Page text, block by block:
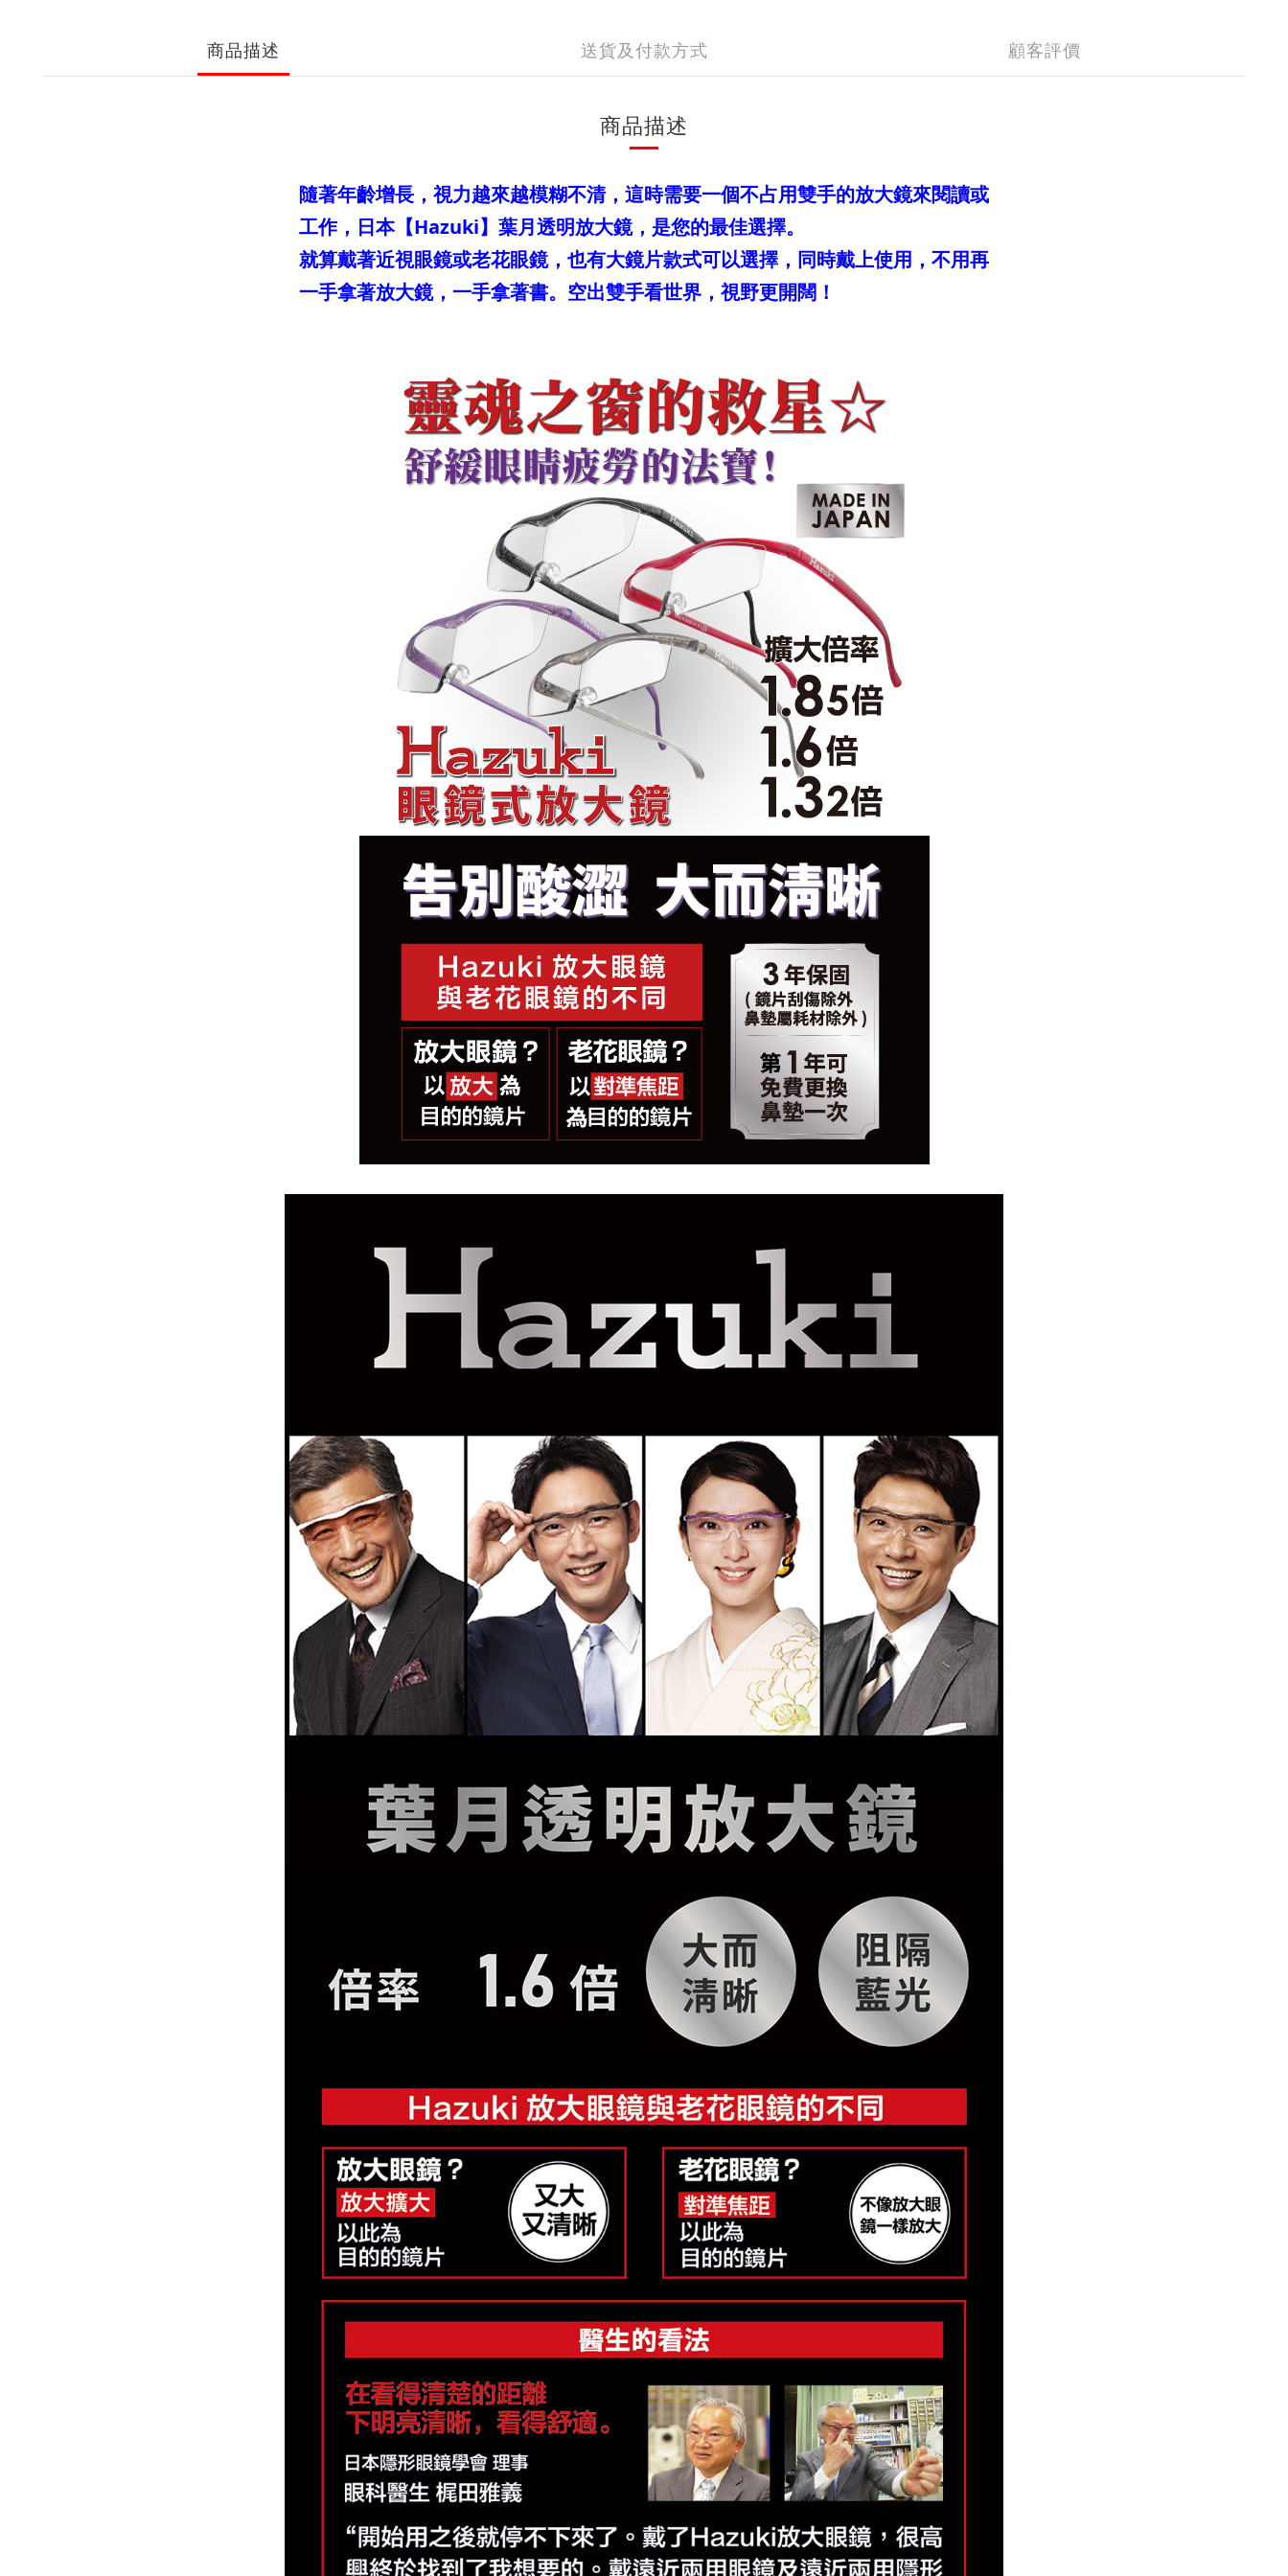
商品描述 送貨及付款方式 顧客評價
商品描述
隨著年齡增長，視力越來越模糊不清，這時需要一個不占用雙手的放大鏡來閱讀或
工作，日本【Hazuki】葉月透明放大鏡，是您的最佳選擇。
就算戴著近視眼鏡或老花眼鏡，也有大鏡片款式可以選擇，同時戴上使用，不用再
一手拿著放大鏡，一手拿著書。空出雙手看世界，視野更開闊！